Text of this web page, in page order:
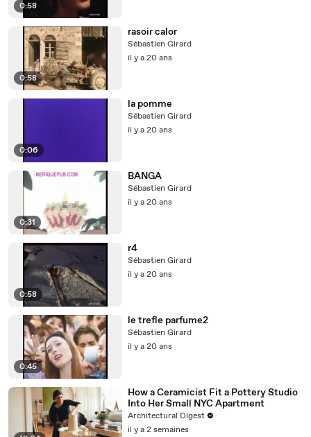
0:58
0:58
rasoir calor
Sébastien Girard
il y a 20 ans
0:06
la pomme
Sébastien Girard
il y a 20 ans
0:31
BANGA
Sébastien Girard
il y a 20 ans
0:58
r4
Sébastien Girard
il y a 20 ans
0:45
le trefle parfume2
Sébastien Girard
il y a 20 ans
How a Ceramicist Fit a Pottery Studio
Into Her Small NYC Apartment
Architectural Digest
il y a 2 semaines